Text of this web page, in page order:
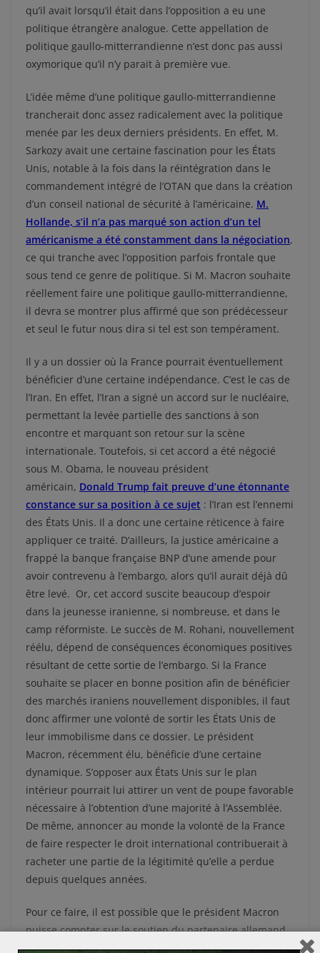
qu’il avait lorsqu’il était dans l’opposition a eu une
politique étrangère analogue. Cette appellation de
politique gaullo-mitterrandienne n’est donc pas aussi
oxymorique qu’il n’y parait à première vue.
L’idée même d’une politique gaullo-mitterrandienne
trancherait donc assez radicalement avec la politique
menée par les deux derniers présidents. En effet, M.
Sarkozy avait une certaine fascination pour les États
Unis, notable à la fois dans la réintégration dans le
commandement intégré de l’OTAN que dans la création
d’un conseil national de sécurité à l’américaine. M.
Hollande, s’il n’a pas marqué son action d’un tel
américanisme a été constamment dans la négociation,
ce qui tranche avec l’opposition parfois frontale que
sous tend ce genre de politique. Si M. Macron souhaite
réellement faire une politique gaullo-mitterrandienne,
il devra se montrer plus affirmé que son prédécesseur
et seul le futur nous dira si tel est son tempérament.
Il y a un dossier où la France pourrait éventuellement
bénéficier d’une certaine indépendance. C’est le cas de
l’Iran. En effet, l’Iran a signé un accord sur le nucléaire,
permettant la levée partielle des sanctions à son
encontre et marquant son retour sur la scène
internationale. Toutefois, si cet accord a été négocié
sous M. Obama, le nouveau président
américain, Donald Trump fait preuve d’une étonnante
constance sur sa position à ce sujet : l’Iran est l’ennemi
des États Unis. Il a donc une certaine réticence à faire
appliquer ce traité. D’ailleurs, la justice américaine a
frappé la banque française BNP d’une amende pour
avoir contrevenu à l’embargo, alors qu’il aurait déjà dû
être levé. Or, cet accord suscite beaucoup d’espoir
dans la jeunesse iranienne, si nombreuse, et dans le
camp réformiste. Le succès de M. Rohani, nouvellement
réélu, dépend de conséquences économiques positives
résultant de cette sortie de l’embargo. Si la France
souhaite se placer en bonne position afin de bénéficier
des marchés iraniens nouvellement disponibles, il faut
donc affirmer une volonté de sortir les États Unis de
leur immobilisme dans ce dossier. Le président
Macron, récemment élu, bénéficie d’une certaine
dynamique. S’opposer aux États Unis sur le plan
intérieur pourrait lui attirer un vent de poupe favorable
nécessaire à l’obtention d’une majorité à l’Assemblée.
De même, annoncer au monde la volonté de la France
de faire respecter le droit international contribuerait à
racheter une partie de la légitimité qu’elle a perdue
depuis quelques années.
Pour ce faire, il est possible que le président Macron
puisse compter sur le soutien du partenaire allemand,
avec qui l’entente ne peut que s’améliorer, quel que